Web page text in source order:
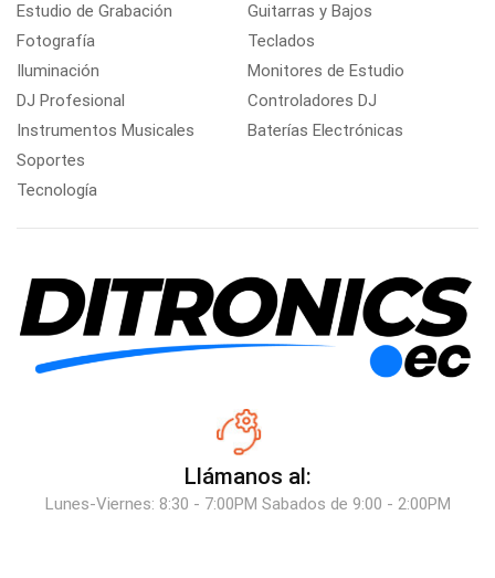
Estudio de Grabación
Fotografía
Iluminación
DJ Profesional
Instrumentos Musicales
Soportes
Tecnología
Guitarras y Bajos
Teclados
Monitores de Estudio
Controladores DJ
Baterías Electrónicas
Llámanos al:
Lunes-Viernes: 8:30 - 7:00PM Sabados de 9:00 - 2:00PM